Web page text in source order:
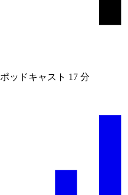
ポッドキャスト 17 分